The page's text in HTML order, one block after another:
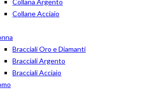
Collana Argento
Collane Acciaio
Bracciali Oro e Diamanti
Bracciali Argento
Bracciali Acciaio